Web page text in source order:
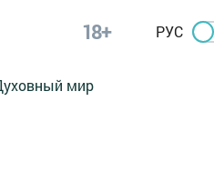
18+ РУС
мир